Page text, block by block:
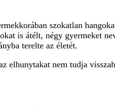
szokatlan
is átélt, négy gyermeket
terelte az életét.
elhunytakat nem tudja